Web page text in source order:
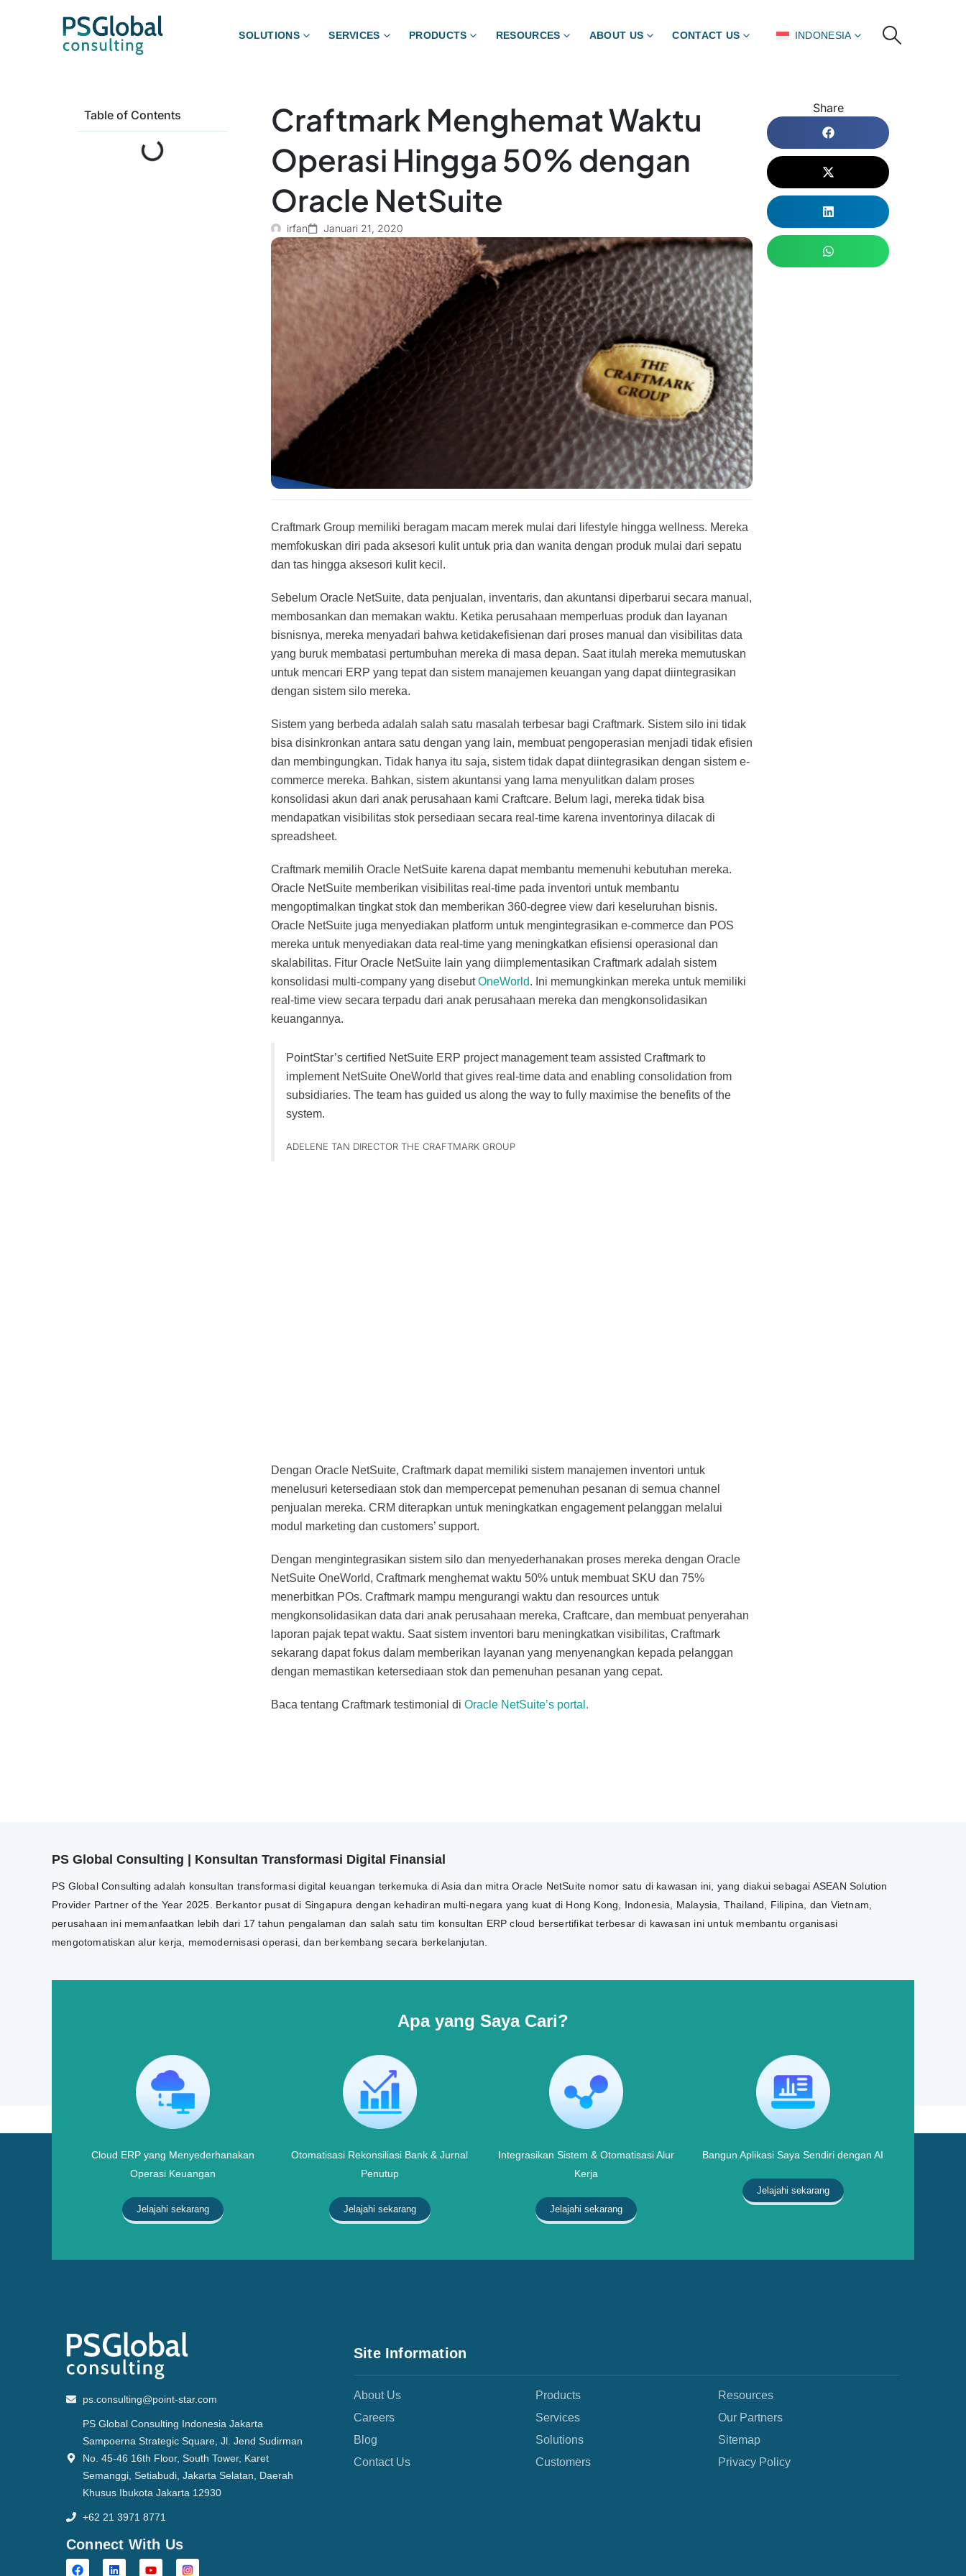
SOLUTIONS SERVICES PRODUCTS RESOURCES ABOUT US CONTACT US INDONESIA
Table of Contents
Craftmark Menghemat Waktu
Operasi Hingga 50% dengan
Oracle NetSuite
irfan Januari 21, 2020
Craftmark Group memiliki beragam macam merek mulai dari lifestyle hingga wellness. Mereka
memfokuskan diri pada aksesori kulit untuk pria dan wanita dengan produk mulai dari sepatu
dan tas hingga aksesori kulit kecil.
Sebelum Oracle NetSuite, data penjualan, inventaris, dan akuntansi diperbarui secara manual,
membosankan dan memakan waktu. Ketika perusahaan memperluas produk dan layanan
bisnisnya, mereka menyadari bahwa ketidakefisienan dari proses manual dan visibilitas data
yang buruk membatasi pertumbuhan mereka di masa depan. Saat itulah mereka memutuskan
untuk mencari ERP yang tepat dan sistem manajemen keuangan yang dapat diintegrasikan
dengan sistem silo mereka.
Sistem yang berbeda adalah salah satu masalah terbesar bagi Craftmark. Sistem silo ini tidak
bisa disinkronkan antara satu dengan yang lain, membuat pengoperasian menjadi tidak efisien
dan membingungkan. Tidak hanya itu saja, sistem tidak dapat diintegrasikan dengan sistem e-
commerce mereka. Bahkan, sistem akuntansi yang lama menyulitkan dalam proses
konsolidasi akun dari anak perusahaan kami Craftcare. Belum lagi, mereka tidak bisa
mendapatkan visibilitas stok persediaan secara real-time karena inventorinya dilacak di
spreadsheet.
Craftmark memilih Oracle NetSuite karena dapat membantu memenuhi kebutuhan mereka.
Oracle NetSuite memberikan visibilitas real-time pada inventori untuk membantu
mengoptimalkan tingkat stok dan memberikan 360-degree view dari keseluruhan bisnis.
Oracle NetSuite juga menyediakan platform untuk mengintegrasikan e-commerce dan POS
mereka untuk menyediakan data real-time yang meningkatkan efisiensi operasional dan
skalabilitas. Fitur Oracle NetSuite lain yang diimplementasikan Craftmark adalah sistem
konsolidasi multi-company yang disebutOneWorld. Ini memungkinkan mereka untuk memiliki
real-time view secara terpadu dari anak perusahaan mereka dan mengkonsolidasikan
keuangannya.
PointStar’s certified NetSuite ERP project management team assisted Craftmark to
implement NetSuite OneWorld that gives real-time data and enabling consolidation from
subsidiaries. The team has guided us along the way to fully maximise the benefits of the
system.
ADELENE TAN DIRECTOR THE CRAFTMARK GROUP
Dengan Oracle NetSuite, Craftmark dapat memiliki sistem manajemen inventori untuk
menelusuri ketersediaan stok dan mempercepat pemenuhan pesanan di semua channel
penjualan mereka. CRM diterapkan untuk meningkatkan engagement pelanggan melalui
modul marketing dan customers’ support.
Dengan mengintegrasikan sistem silo dan menyederhanakan proses mereka dengan Oracle
NetSuite OneWorld, Craftmark menghemat waktu 50% untuk membuat SKU dan 75%
menerbitkan POs. Craftmark mampu mengurangi waktu dan resources untuk
mengkonsolidasikan data dari anak perusahaan mereka, Craftcare, dan membuat penyerahan
laporan pajak tepat waktu. Saat sistem inventori baru meningkatkan visibilitas, Craftmark
sekarang dapat fokus dalam memberikan layanan yang menyenangkan kepada pelanggan
dengan memastikan ketersediaan stok dan pemenuhan pesanan yang cepat.
Baca tentang Craftmark testimonial di Oracle NetSuite’s portal.
Share
PS Global Consulting | Konsultan Transformasi Digital Finansial
PS Global Consulting adalah konsultan transformasi digital keuangan terkemuka di Asia dan mitra Oracle NetSuite nomor satu di kawasan ini, yang diakui sebagai ASEAN Solution
Provider Partner of the Year 2025. Berkantor pusat di Singapura dengan kehadiran multi-negara yang kuat di Hong Kong, Indonesia, Malaysia, Thailand, Filipina, dan Vietnam,
perusahaan ini memanfaatkan lebih dari 17 tahun pengalaman dan salah satu tim konsultan ERP cloud bersertifikat terbesar di kawasan ini untuk membantu organisasi
mengotomatiskan alur kerja, memodernisasi operasi, dan berkembang secara berkelanjutan.
Apa yang Saya Cari?
Cloud ERP yang Menyederhanakan
Operasi Keuangan
Jelajahi sekarang
Otomatisasi Rekonsiliasi Bank & Jurnal
Penutup
Jelajahi sekarang
Integrasikan Sistem & Otomatisasi Alur
Kerja
Jelajahi sekarang
Bangun Aplikasi Saya Sendiri dengan AI
Jelajahi sekarang
ps.consulting@point-star.com
PS Global Consulting Indonesia Jakarta
Sampoerna Strategic Square, Jl. Jend Sudirman
No. 45-46 16th Floor, South Tower, Karet
Semanggi, Setiabudi, Jakarta Selatan, Daerah
Khusus Ibukota Jakarta 12930
+62 21 3971 8771
Connect With Us
Site Information
About Us
Careers
Blog
Contact Us
Products
Services
Solutions
Customers
Resources
Our Partners
Sitemap
Privacy Policy